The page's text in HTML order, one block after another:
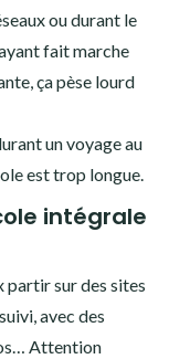
ou durant le
fait marche
ça pèse lourd
un voyage au
est trop longue.
intégrale
partir sur des sites
avec des
Attention